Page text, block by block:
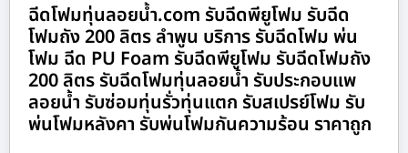
ฉีดโฟมทุ่นลอยน้ำ.com รับฉีดพียูโฟม รับฉีด
โฟมถัง 200 ลิตร ลำพูน บริการ รับฉีดโฟม พ่น
โฟม ฉีด PU Foam รับฉีดพียูโฟม รับฉีดโฟมถัง
200 ลิตร รับฉีดโฟมทุ่นลอยน้ำ รับประกอบแพ
ลอยน้ำ รับซ่อมทุ่นรั่วทุ่นแตก รับสเปรย์โฟม รับ
พ่นโฟมหลังคา รับพ่นโฟมกันความร้อน ราคาถูก